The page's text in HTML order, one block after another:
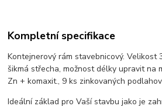
Kompletní specifikace
Kontejnerový rám stavebnicový. Velikost
šikmá střecha, možnost délky upravit na
Zn + komaxit., 9 ks zinkovaných
Ideální základ pro Vaší stavbu jako je